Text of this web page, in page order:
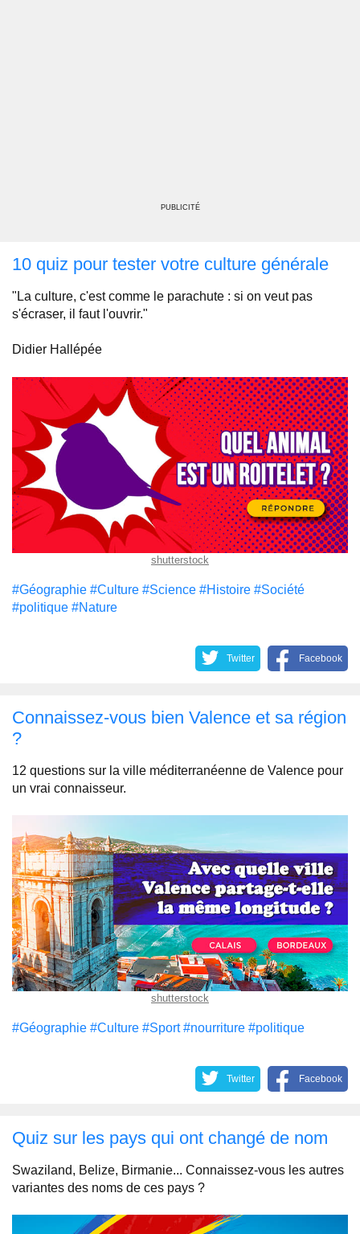
PUBLICITÉ
10 quiz pour tester votre culture générale
"La culture, c'est comme le parachute : si on veut pas
s'écraser, il faut l'ouvrir."
Didier Hallépée
shutterstock
#Géographie #Culture #Science #Histoire #Société
#politique #Nature
Twitter Facebook
Connaissez-vous bien Valence et sa région
?
12 questions sur la ville méditerranéenne de Valence pour
un vrai connaisseur.
shutterstock
#Géographie #Culture #Sport #nourriture #politique
Twitter Facebook
Quiz sur les pays qui ont changé de nom
Swaziland, Belize, Birmanie... Connaissez-vous les autres
variantes des noms de ces pays ?